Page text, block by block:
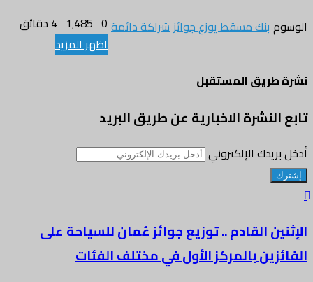
الوسوم بنك مسقط يوزع جوائزشراكة دائمة 0
4 دقائق
اظهر المزيد
نشرة طريق المستقبل
تابع النشرة الاخبارية عن طريق البريد
أدخل بريدك الإلكتروني
الإثنين القادم .. توزيع جوائز عُمان للسياحة على
الفائزين بالمركز الأول في مختلف الفئات